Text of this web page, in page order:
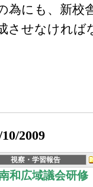
為にも、新校
させなければ
2009
視察・学習報告
和広域議会研修